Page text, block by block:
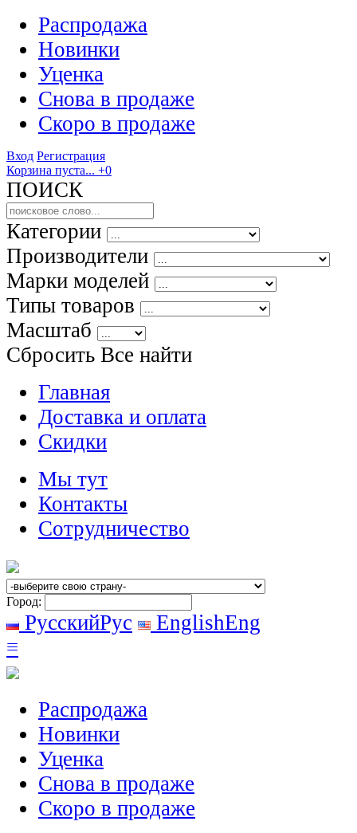
Распродажа
Новинки
Уценка
Снова в продаже
Скоро в продаже
Вход Регистрация
Корзина пуста... +0
ПОИСК
Категории
Производители
Марки моделей
Типы товаров
Масштаб
Сбросить Все найти
Главная
Доставка и оплата
Скидки
Мы тут
Контакты
Сотрудничество
Город:
РусскийРус EnglishEng
≡
Распродажа
Новинки
Уценка
Снова в продаже
Скоро в продаже